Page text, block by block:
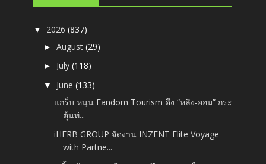
▼ 2026(837)
►August(29)
► July(118)
▼ June(133)
แกร็บ หนุน Fandom Tourism ดึง “หลิง-ออม” กระ
ตุ้นท่...
iHERB GROUP จัดงาน INZENT Elite Voyage
with Partne...